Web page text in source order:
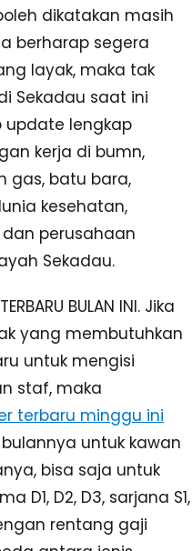
dikatakan masih
berharap segera
layak, maka tak
Sekadau saat ini
lengkap
kerja di bumn,
gas, batu bara,
kesehatan,
perusahaan
Sekadau.
BULAN INI. Jika
yang membutuhkan
untuk mengisi
staf, maka
terbaru minggu ini
untuk kawan
bisa saja untuk
D1, D2, D3, sarjana S1,
rentang gaji